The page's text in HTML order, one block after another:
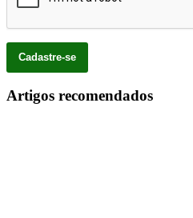
Artigos recomendados